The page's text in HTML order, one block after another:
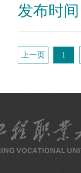
发布时
上一页 1